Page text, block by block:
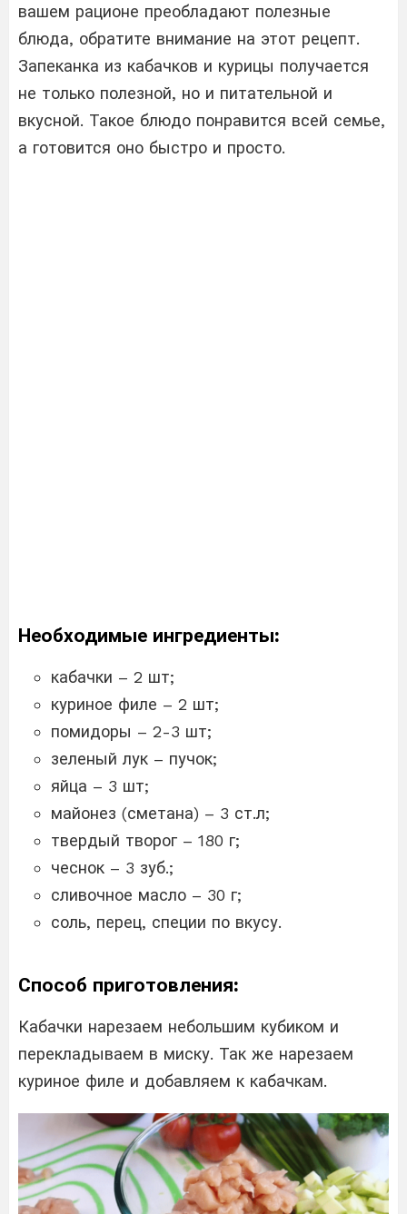
вашем рационе преобладают полезные
блюда, обратите внимание на этот рецепт.
Запеканка из кабачков и курицы получается
не только полезной, но и питательной и
вкусной. Такое блюдо понравится всей семье,
а готовится оно быстро и просто.
Необходимые ингредиенты:
кабачки – 2 шт;
куриное филе – 2 шт;
помидоры – 2-3 шт;
зеленый лук – пучок;
яйца – 3 шт;
майонез (сметана) – 3 ст.л;
твердый творог – 180 г;
чеснок – 3 зуб.;
сливочное масло – 30 г;
соль, перец, специи по вкусу.
Способ приготовления:
Кабачки нарезаем небольшим кубиком и
перекладываем в миску. Так же нарезаем
куриное филе и добавляем к кабачкам.